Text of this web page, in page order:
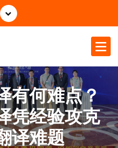
有何难点？
凭经验攻克
译难题